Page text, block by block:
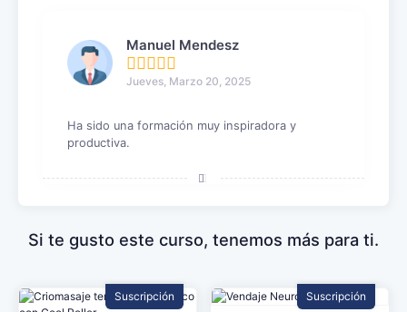
Manuel Mendesz
Jueves, Marzo 20, 2025
Ha sido una formación muy inspiradora y
productiva.
Si te gusto este curso, tenemos más para ti.
Suscripción
Suscripción